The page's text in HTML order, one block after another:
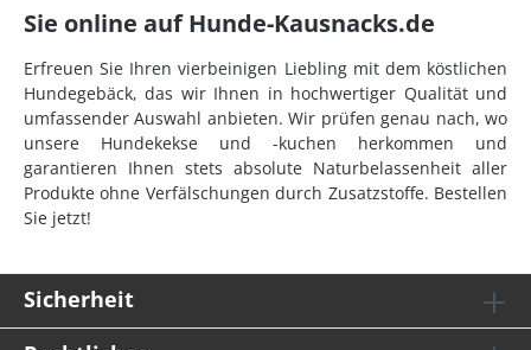
Sie online auf Hunde-Kausnacks.de
Erfreuen Sie Ihren vierbeinigen Liebling mit dem köstlichen
Hundegebäck, das wir Ihnen in hochwertiger Qualität und
umfassender Auswahl anbieten. Wir prüfen genau nach, wo
unsere Hundekekse und -kuchen herkommen und
garantieren Ihnen stets absolute Naturbelassenheit aller
Produkte ohne Verfälschungen durch Zusatzstoffe. Bestellen
Sie jetzt!
Sicherheit